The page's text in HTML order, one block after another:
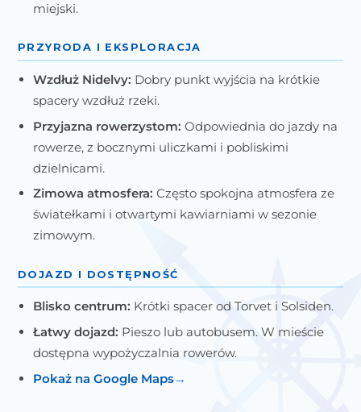
miejski.
PRZYRODA I EKSPLORACJA
Wzdłuż Nidelvy: Dobry punkt wyjścia na krótkie
spacery wzdłuż rzeki.
Przyjazna rowerzystom: Odpowiednia do jazdy na
rowerze, z bocznymi uliczkami i pobliskimi
dzielnicami.
Zimowa atmosfera: Często spokojna atmosfera ze
światełkami i otwartymi kawiarniami w sezonie
zimowym.
DOJAZD I DOSTĘPNOŚĆ
Blisko centrum: Krótki spacer od Torvet i Solsiden.
Łatwy dojazd: Pieszo lub autobusem. W mieście
dostępna wypożyczalnia rowerów.
Pokaż na Google Maps